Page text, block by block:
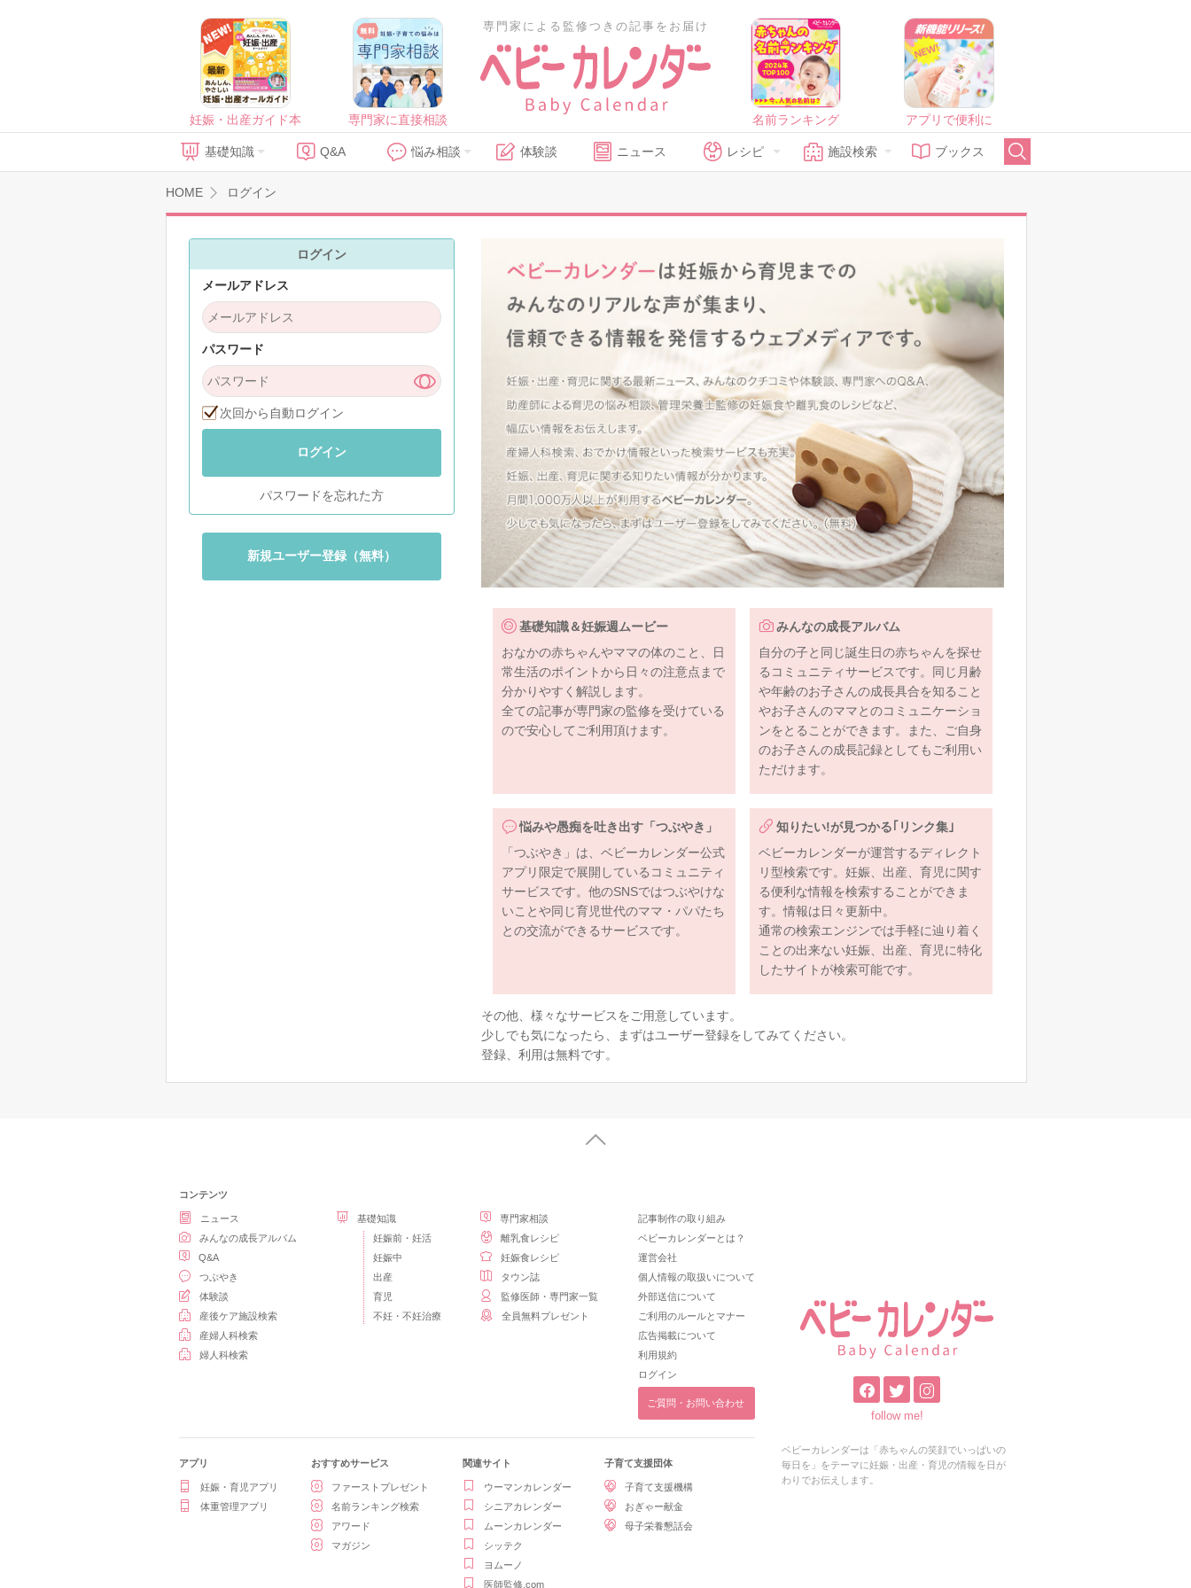
妊娠・出産ガイド本 専門家に直接相談
専門家による監修つきの記事をお届け
名前ランキング アプリで便利に
基礎知識 Q&A 悩み相談 体験談 ニュース レシピ 施設検索 ブックス
HOME ログイン
ログイン
メールアドレス
パスワード
次回から自動ログイン
ログイン
パスワードを忘れた方
新規ユーザー登録（無料）
基礎知識＆妊娠週ムービー
おなかの赤ちゃんやママの体のこと、日
常生活のポイントから日々の注意点まで
分かりやすく解説します。
全ての記事が専門家の監修を受けている
ので安心してご利用頂けます。
みんなの成長アルバム
自分の子と同じ誕生日の赤ちゃんを探せ
るコミュニティサービスです。同じ月齢
や年齢のお子さんの成長具合を知ること
やお子さんのママとのコミュニケーショ
ンをとることができます。また、ご自身
のお子さんの成長記録としてもご利用い
ただけます。
悩みや愚痴を吐き出す「つぶやき」
「つぶやき」は、ベビーカレンダー公式
アプリ限定で展開しているコミュニティ
サービスです。他のSNSではつぶやけな
いことや同じ育児世代のママ・パパたち
との交流ができるサービスです。
知りたい!が見つかる｢リンク集｣
ベビーカレンダーが運営するディレクト
リ型検索です。妊娠、出産、育児に関す
る便利な情報を検索することができま
す。情報は日々更新中。
通常の検索エンジンでは手軽に辿り着く
ことの出来ない妊娠、出産、育児に特化
したサイトが検索可能です。
その他、様々なサービスをご用意しています。
少しでも気になったら、まずはユーザー登録をしてみてください。
登録、利用は無料です。
コンテンツ
ニュース
みんなの成長アルバム
Q&A
つぶやき
体験談
産後ケア施設検索
産婦人科検索
婦人科検索
基礎知識
妊娠前・妊活
妊娠中
出産
育児
不妊・不妊治療
専門家相談
離乳食レシピ
妊娠食レシピ
タウン誌
監修医師・専門家一覧
全員無料プレゼント
記事制作の取り組み
ベビーカレンダーとは？
運営会社
個人情報の取扱いについて
外部送信について
ご利用のルールとマナー
広告掲載について
利用規約
ログイン
ご質問・お問い合わせ
アプリ
妊娠・育児アプリ
体重管理アプリ
おすすめサービス
ファーストプレゼント
名前ランキング検索
アワード
マガジン
関連サイト
ウーマンカレンダー
シニアカレンダー
ムーンカレンダー
シッテク
ヨムーノ
医師監修.com
子育て支援団体
子育て支援機構
おぎゃー献金
母子栄養懇話会
follow me!
ベビーカレンダーは「赤ちゃんの笑顔でいっぱいの
毎日を」をテーマに妊娠・出産・育児の情報を日が
わりでお伝えします。